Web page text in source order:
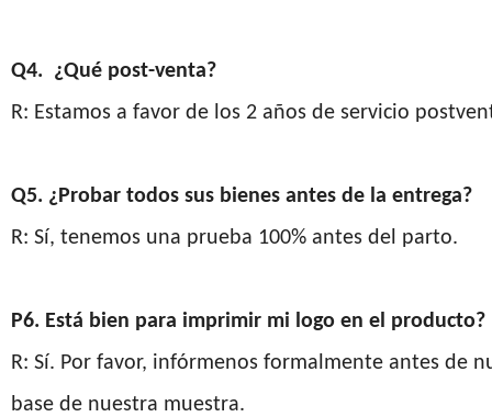
Q4. ¿Qué post-venta?
R: Estamos a favor de los 2 años de servicio
Q5. ¿Probar todos sus bienes antes de la entrega?
R: Sí, tenemos una prueba 100% antes del parto.
P6. Está bien para imprimir mi logo en el producto?
R: Sí. Por favor, infórmenos formalmente antes de
base de nuestra muestra.